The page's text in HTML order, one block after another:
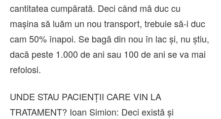
cantitatea cumpărată. Deci când mă duc cu
mașina să luăm un nou transport, trebuie să-i duc
cam 50% înapoi. Se bagă din nou în lac și, nu știu,
dacă peste 1.000 de ani sau 100 de ani se va mai
refolosi.
UNDE STAU PACIENȚII CARE VIN LA
TRATAMENT? Ioan Simion: Deci există și